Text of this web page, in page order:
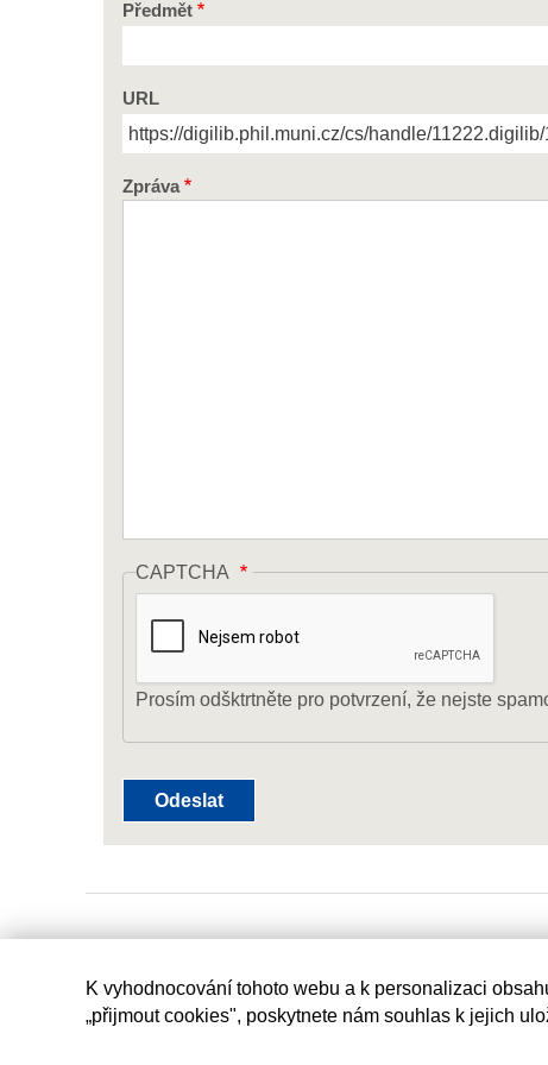
Předmět
URL
Zpráva
CAPTCHA
Prosím odšktrtněte pro potvrzení, že nejste
K vyhodnocování tohoto webu a k personalizaci
„přijmout cookies", poskytnete nám souhlas k jejich